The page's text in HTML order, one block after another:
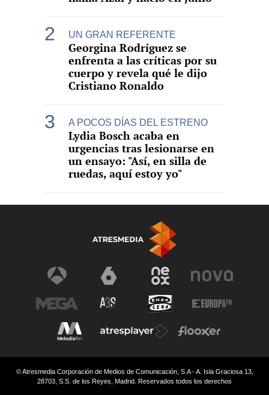
UN GRAN REFERENTE
Georgina Rodríguez se
enfrenta a las críticas por su
cuerpo y revela qué le dijo
Cristiano Ronaldo
A POCOS DÍAS DEL ESTRENO
Lydia Bosch acaba en
urgencias tras lesionarse en
un ensayo: "Así, en silla de
ruedas, aquí estoy yo"
© Atresmedia Corporación de Medios de Comunicación, S.A - A. Isla Graciosa 13,
28703, S.S. de los Reyes, Madrid. Reservados todos los derechos